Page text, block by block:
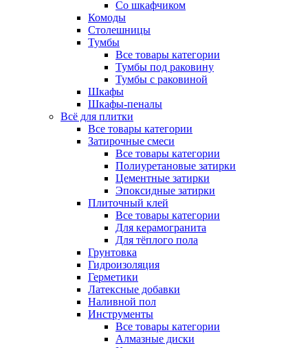
Со шкафчиком
Комоды
Столешницы
Тумбы
Все товары категории
Тумбы под раковину
Тумбы с раковиной
Шкафы
Шкафы-пеналы
Всё для плитки
Все товары категории
Затирочные смеси
Все товары категории
Полиуретановые затирки
Цементные затирки
Эпоксидные затирки
Плиточный клей
Все товары категории
Для керамогранита
Для тёплого пола
Грунтовка
Гидроизоляция
Герметики
Латексные добавки
Наливной пол
Инструменты
Все товары категории
Алмазные диски